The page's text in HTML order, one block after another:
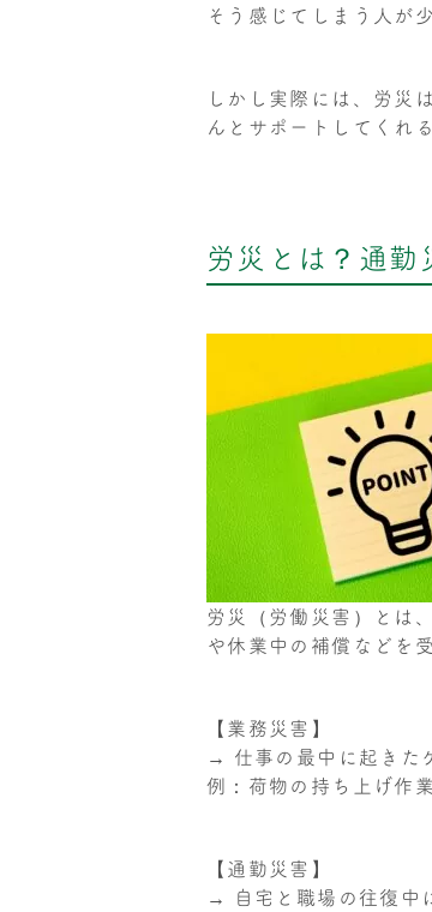
そう感じてしまう人が
しかし実際には、労災
んとサポートしてくれ
労災とは？通勤
労災（労働災害）とは
や休業中の補償などを
【業務災害】
→ 仕事の最中に起きた
例：荷物の持ち上げ作
【通勤災害】
→ 自宅と職場の往復中